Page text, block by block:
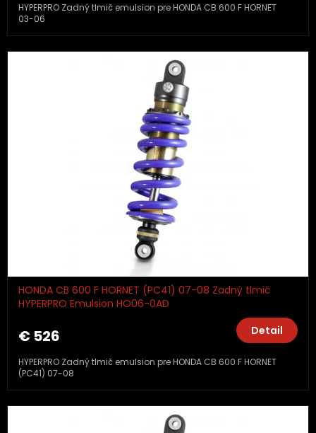
HYPERPRO Zadný tlmič emulsion pre HONDA CB 600 F HORNET
03-06
HONDA CB 600 F HORNET (PC41) 07-08 Zadný tlmič
HYPERPRO Emulsion HO06-0AD
€ 526 Detail
HYPERPRO Zadný tlmič emulsion pre HONDA CB 600 F HORNET
(PC41) 07-08